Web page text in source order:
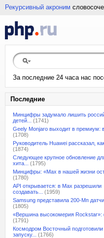
Рекурсивный акроним
За последние 24 часа нас
Последние
Минцифры задумало лишить
детей...
(1741)
Geely Monjaro выходит в премиум: в
(1708)
Руководитель Huawei рассказал, как
(1874)
Следующее крупное обновление
хита...
(1795)
Минцифры: «Max в нашей жизни
(1780)
API открывается: в Max разрешили
создавать...
(1959)
Samsung представила 200-Мп
(1805)
«Вершина высокомерия Rockstar»:
(1791)
Космодром Восточный подготовили
запуску...
(1766)